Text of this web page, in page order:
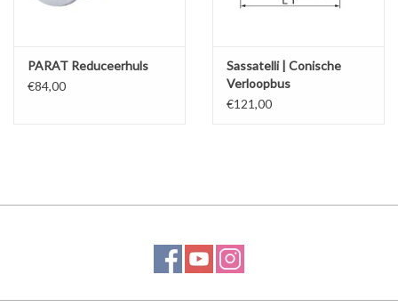
Schroefdraad snijden |
PARAT Reduceerhuls
€84,00
Sassatelli | Conische
Verloopbus
€121,00